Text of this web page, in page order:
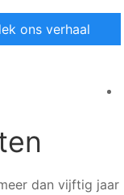
ons verhaal
dan vijftig jaar